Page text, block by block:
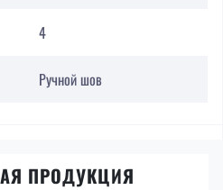
4
Ручной шов
ПРОДУКЦИЯ